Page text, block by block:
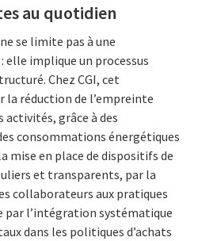
au quotidien
se limite pas à une
elle implique un processus
Chez CGI, cet
réduction de l’empreinte
activités, grâce à des
consommations énergétiques
mise en place de dispositifs de
et transparents, par la
collaborateurs aux pratiques
par l’intégration systématique
dans les politiques d’achats